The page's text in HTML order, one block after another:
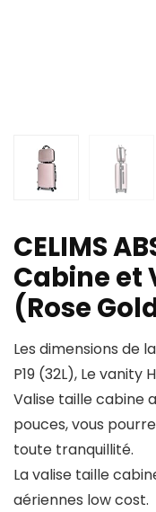
CELIMS
Cabine et
(Rose
Les dimensions de
P19 (32L), Le vanity
Valise taille cabine
pouces, vous
toute tranquillité.
La valise taille
aériennes low cost.